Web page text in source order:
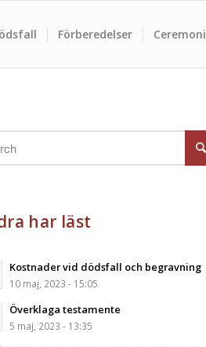
Förberedelser Ceremoni
har läst
Kostnader vid dödsfall och begravning
10 maj, 2023 - 15:05
Överklaga testamente
5 maj, 2023 - 13:35